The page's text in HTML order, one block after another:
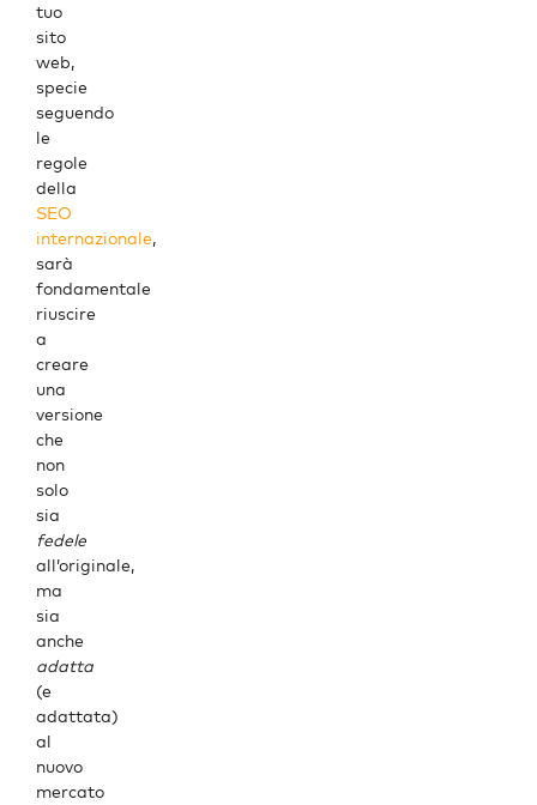
tuo
sito
web,
specie
seguendo
le
regole
della
SEO
internazionale,
sarà
fondamentale
riuscire
a
creare
una
versione
che
non
solo
sia
fedele
all’originale,
ma
sia
anche
adatta
(e
adattata)
al
nuovo
mercato